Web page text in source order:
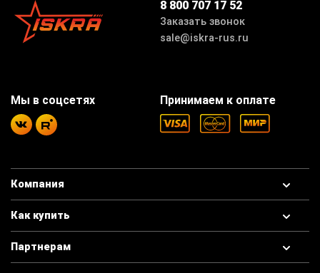
8 800 707 17 52
Заказать звонок
sale@iskra-rus.ru
Компания
Как купить
Партнерам
Принимаем к оплате
Мы в соцсетях